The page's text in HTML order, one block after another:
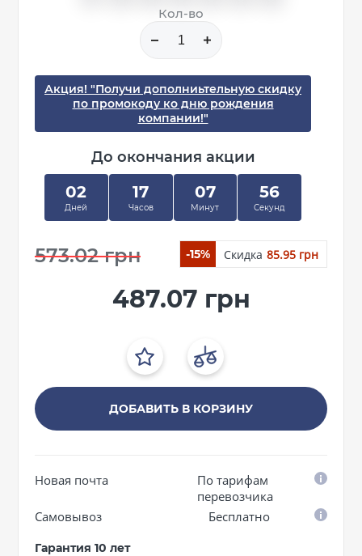
Кол-во
Акция! "Получи дополниьтельную скидку
по промокоду ко дню рождения
компании!"
До окончания акции
02
Дней
17
Часов
07
Минут
56
Секунд
573.02 грн -15% Скидка 85.95 грн
487.07 грн
ДОБАВИТЬ В КОРЗИНУ
Новая почта
По тарифам
перевозчика
Самовывоз
Бесплатно
Гарантия 10 лет